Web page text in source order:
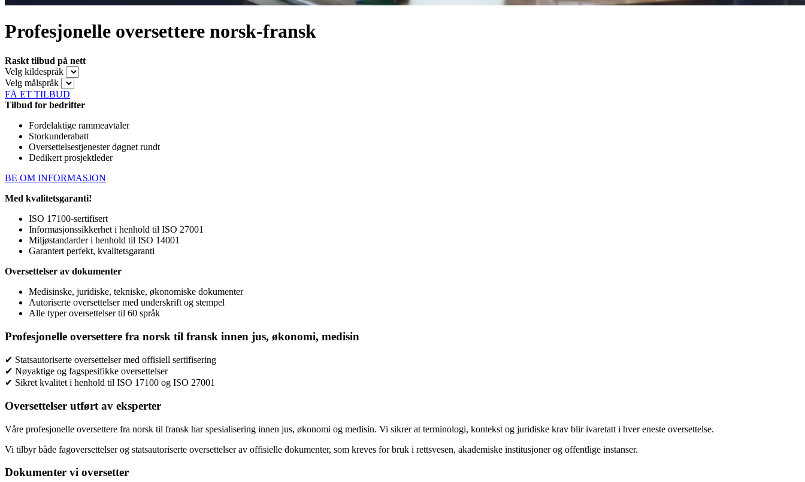
Profesjonelle oversettere norsk-fransk
Raskt tilbud på nett
Velg kildespråk
Velg målspråk
FÅ ET TILBUD
Tilbud for bedrifter
Fordelaktige rammeavtaler
Storkunderabatt
Oversettelsestjenester døgnet rundt
Dedikert prosjektleder
BE OM INFORMASJON
Med kvalitetsgaranti!
ISO 17100-sertifisert
Informasjonssikkerhet i henhold til ISO 27001
Miljøstandarder i henhold til ISO 14001
Garantert perfekt, kvalitetsgaranti
Oversettelser av dokumenter
Medisinske, juridiske, tekniske, økonomiske dokumenter
Autoriserte oversettelser med underskrift og stempel
Alle typer oversettelser til 60 språk
Profesjonelle oversettere fra norsk til fransk innen jus, økonomi, medisin
✔ Statsautoriserte oversettelser med offisiell sertifisering
✔ Nøyaktige og fagspesifikke oversettelser
✔ Sikret kvalitet i henhold til ISO 17100 og ISO 27001
Oversettelser utført av eksperter
Våre profesjonelle oversettere fra norsk til fransk har spesialisering innen jus, økonomi og medisin. Vi sikrer at terminologi, kontekst og juridiske krav blir ivaretatt i hver eneste oversettelse.
Vi tilbyr både fagoversettelser og statsautoriserte oversettelser av offisielle dokumenter, som kreves for bruk i rettsvesen, akademiske institusjoner og offentlige instanser.
Dokumenter vi oversetter